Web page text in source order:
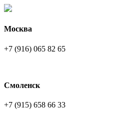
Москва
+7 (916) 065 82 65
Смоленск
+7 (915) 658 66 33